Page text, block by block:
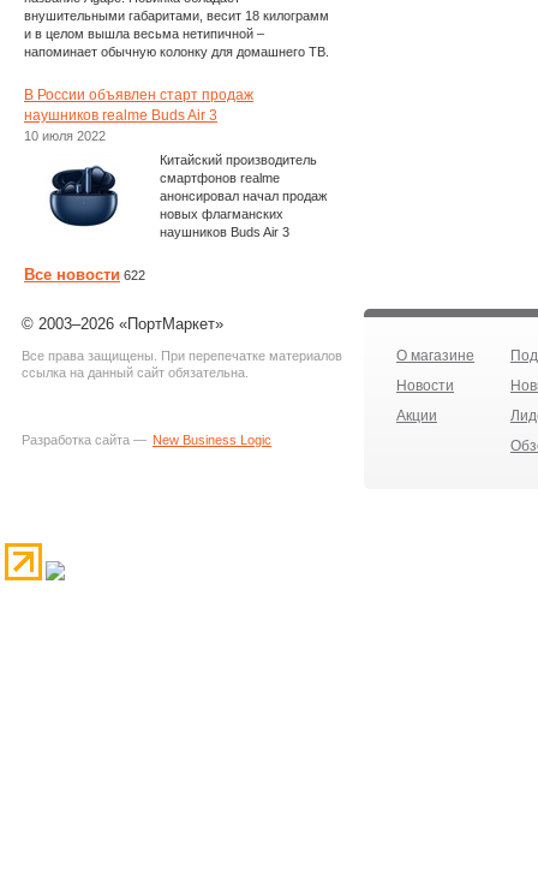
внушительными габаритами, весит 18 килограмм
и в целом вышла весьма нетипичной –
напоминает обычную колонку для домашнего ТВ.
В России объявлен старт продаж
наушников realme Buds Air 3
10 июля 2022
Китайский производитель
смартфонов realme
анонсировал начал продаж
новых флагманских
наушников Buds Air 3
Все новости 622
© 2003–2026 «ПортМаркет»
Все права защищены. При перепечатке материалов
ссылка на данный сайт обязательна.
Разработка сайта — New Business Logic
О магазине
Новости
Акции